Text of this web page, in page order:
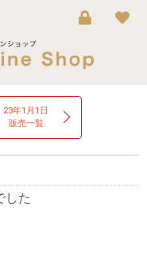
23年1月1日
販売一覧
した